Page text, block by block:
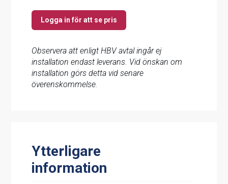
Logga in för att se pris
Observera att enligt HBV avtal ingår ej
installation endast leverans. Vid önskan om
installation görs detta vid senare
överenskommelse.
Ytterligare
information